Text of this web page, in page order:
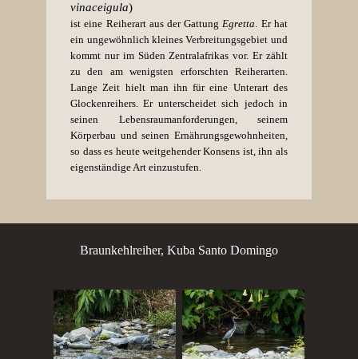
vinaceigula)
ist eine Reiherart aus der Gattung Egretta. Er hat
ein ungewöhnlich kleines Verbreitungsgebiet und
kommt nur im Süden Zentralafrikas vor. Er zählt
zu den am wenigsten erforschten Reiherarten.
Lange Zeit hielt man ihn für eine Unterart des
Glockenreihers. Er unterscheidet sich jedoch in
seinen Lebensraumanforderungen, seinem
Körperbau und seinen Ernährungsgewohnheiten,
so dass es heute weitgehender Konsens ist, ihn als
eigenständige Art einzustufen.
Braunkehlreiher, Kuba Santo Domingo